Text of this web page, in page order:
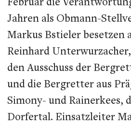
Jahren als Obmann-
Markus Bstieler besetzen
Reinhard
den Ausschuss der
und die Bergretter aus
Simony- und Rainerkees,
Dorfertal. Einsatzleiter